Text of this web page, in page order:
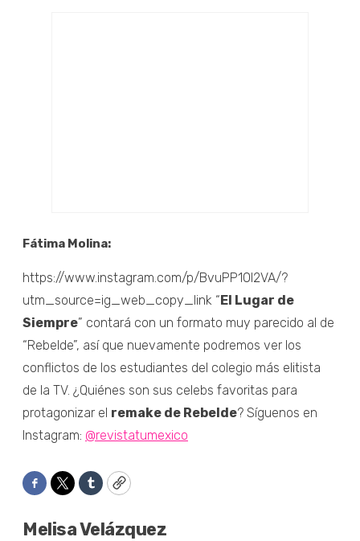
Fátima Molina:
https://www.instagram.com/p/BvuPP10l2VA/?
utm_source=ig_web_copy_link “El Lugar de
Siempre” contará con un formato muy parecido al de
“Rebelde”, así que nuevamente podremos ver los
conflictos de los estudiantes del colegio más elitista
de la TV. ¿Quiénes son sus celebs favoritas para
protagonizar el remake de Rebelde? Síguenos en
Instagram: @revistatumexico
Facebook
TwitterTumblrCopy
Melisa Velázquez